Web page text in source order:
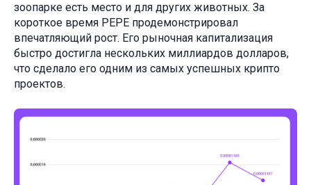
зоопарке есть место и для других животных. За
короткое время PEPE продемонстрировал
впечатляющий рост. Его рыночная капитализация
быстро достигла нескольких миллиардов долларов,
что сделало его одним из самых успешных крипто
проектов.